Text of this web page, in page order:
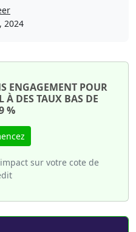
2024
ENGAGEMENT POUR
À DES TAUX BAS DE
%
sur votre cote de